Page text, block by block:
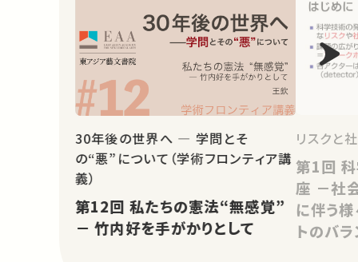
30年後の世界へ ― 学問とそ
の“悪”について（学術フロンティア講
義）
第12回 私たちの憲法“無感覚”
－ 竹内好を手がかりとして
リスクと
第1回 科学技術ガバナンスの視
座 －社
に伴う
トのバ